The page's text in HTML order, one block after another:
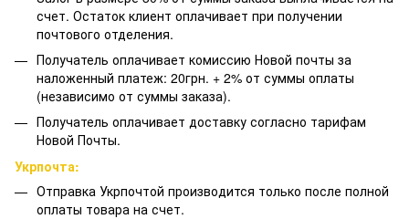
счет. Остаток клиент оплачивает при получении
почтового отделения.
Получатель оплачивает комиссию Новой почты за
наложенный платеж: 20грн. + 2% от суммы оплаты
(независимо от суммы заказа).
Получатель оплачивает доставку согласно тарифам
Новой Почты.
Укрпочта:
Отправка Укрпочтой производится только после полной
оплаты товара на счет.